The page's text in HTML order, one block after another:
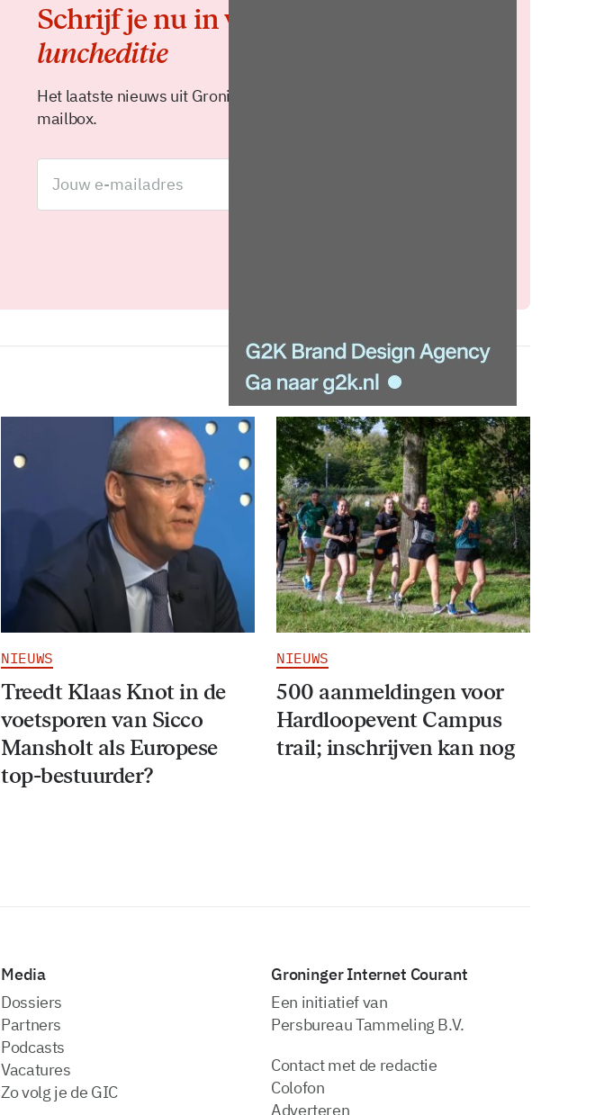
Schrijf je nu in voor de
luncheditie
Het laatste nieuws uit Groningen elke middag in je
mailbox.
NIEUWS
Treedt Klaas Knot in de
voetsporen van Sicco
Mansholt als Europese
top-bestuurder?
NIEUWS
500 aanmeldingen voor
Hardloopevent Campus
trail; inschrijven kan nog
Media
dossiers
partners
podcasts
vacatures
zo volg je de GIC
Groninger Internet Courant
Een initiatief van
Persbureau Tammeling B.V.
Contact met de redactie
Colofon
Adverteren